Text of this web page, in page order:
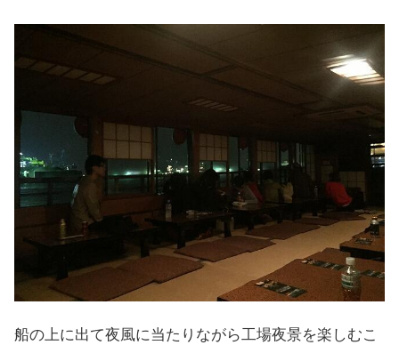
船の上に出て夜風に当たりながら工場夜景を楽しむこ